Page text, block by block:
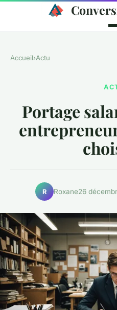
Accueil›Actu
Portage
R Roxane26